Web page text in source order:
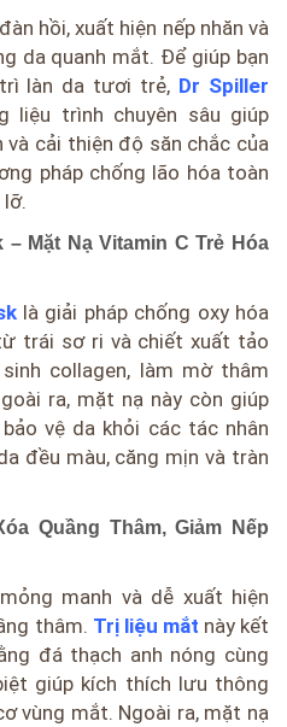
hồi, xuất hiện nếp nhăn và
da quanh mắt. Để giúp bạn
làn da tươi trẻ, Dr Spiller
liệu trình chuyên sâu giúp
và cải thiện độ săn chắc của
pháp chống lão hóa toàn
– Mặt Nạ Vitamin C Trẻ Hóa
là giải pháp chống oxy hóa
trái sơ ri và chiết xuất tảo
collagen, làm mờ thâm
ra, mặt nạ này còn giúp
vệ da khỏi các tác nhân
đều màu, căng mịn và tràn
Quầng Thâm, Giảm Nếp
manh và dễ xuất hiện
thâm. Trị liệu mắt này kết
đá thạch anh nóng cùng
giúp kích thích lưu thông
vùng mắt. Ngoài ra, mặt nạ